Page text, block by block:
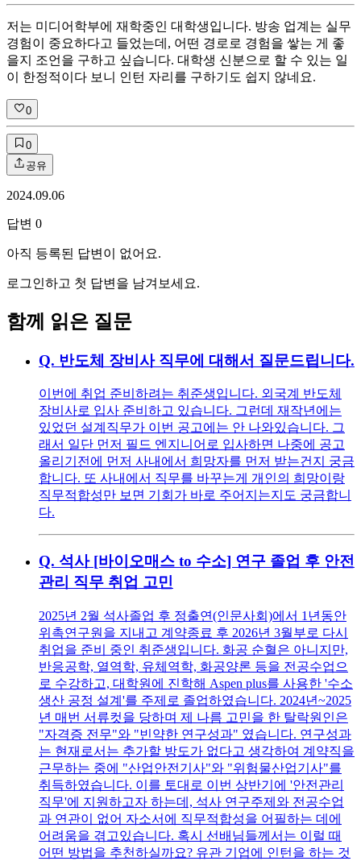
저는 미디어학부에 재학중인 대학생입니다. 방송 업계는 실무
경험이 중요하다고 들었는데, 어떤 경로로 경험을 쌓는 게 좋
을지 조언을 구하고 싶습니다. 대학생 신분으로 할 수 있는 일
이 한정적이다 보니 인턴 자리를 구하기도 쉽지 않네요.
0
0
공유
2024.09.06
답변 0
아직 등록된 답변이 없어요.
로그인하고 첫 답변을 남겨보세요.
함께 읽은 질문
Q. 반도체 장비사 직무에 대해서 질문드립니다.
이번에 취업 준비하려는 취준생입니다. 외국계 반도체
장비사로 입사 준비하고 있습니다. 그런데 재작년에는
있었던 설계직무가 이번 공고에는 안 나와있습니다. 그
래서 일단 먼저 필드 엔지니어로 입사하면 나중에 공고
올리기전에 먼저 사내에서 희망자를 먼저 받는건지 궁금
합니다. 또 사내에서 직무를 바꾸는게 개인의 희망이랑
직무적합성만 보면 기회가 바로 주어지는지도 궁금합니
다.
Q. 석사 [바이오매스 to 수소] 연구 졸업 후 안전
관리 직무 취업 고민
2025년 2월 석사졸업 후 정출연(인문사회)에서 1년동안
위촉연구원을 지내고 계약종료 후 2026년 3월부로 다시
취업을 준비 중인 취준생입니다. 화공 순혈은 아니지만,
반응공학, 열역학, 유체역학, 화공양론 등을 전공수업으
로 수강하고, 대학원에 진학해 Aspen plus를 사용한 '수소
생산 공정 설계'를 주제로 졸업하였습니다. 2024년~2025
년 매번 서류컷을 당하며 제 나름 고민을 한 탈락원인은
"자격증 전무"와 "빈약한 연구성과" 였습니다. 연구성과
는 현재로서는 추가할 방도가 없다고 생각하여 계약직을
근무하는 중에 "산업안전기사"와 "위험물산업기사"를
취득하였습니다. 이를 토대로 이번 상반기에 '안전관리
직무'에 지원하고자 하는데, 석사 연구주제와 전공수업
과 연관이 없어 자소서에 직무적합성을 어필하는 데에
어려움을 겪고있습니다. 혹시 선배님들께서는 이럴 때
어떤 방법을 추천하실까요? 유관 기업에 인턴을 하는 것